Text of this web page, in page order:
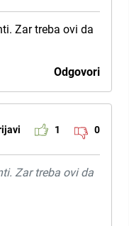
Zar treba ovi da
Odgovori
1 0
Zar treba ovi da